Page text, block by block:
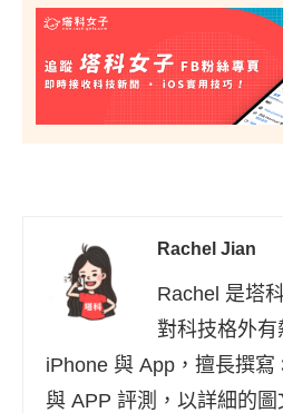
Rachel Jian
Rachel 是塔
對科技格外
iPhone 與 App，擅長撰寫
與 APP 評測，以詳細的